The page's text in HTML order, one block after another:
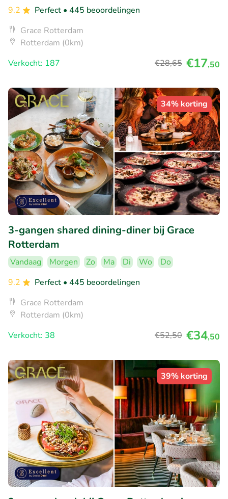
9.2 Perfect • 445 beoordelingen
Grace Rotterdam
Rotterdam (0km)
Verkocht: 187
€28,65 €17,50
34% korting
3-gangen shared dining-diner bij Grace
Rotterdam
Vandaag Morgen Zo Ma Di Wo
Do
9.2
Perfect • 445 beoordelingen
Grace Rotterdam
Rotterdam (0km)
Verkocht: 38
€52,50 €34,50
39% korting